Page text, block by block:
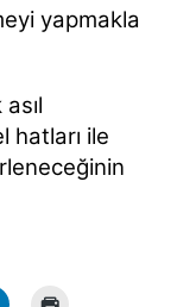
yapmakla
hatları ile